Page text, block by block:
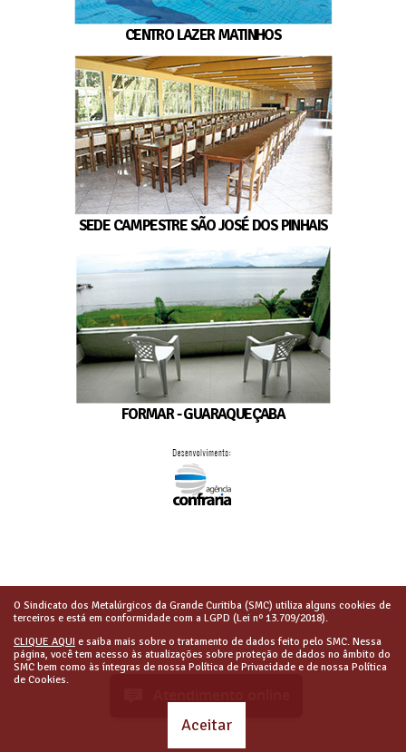
CENTRO LAZER MATINHOS
SEDE CAMPESTRE SÃO JOSÉ DOS PINHAIS
FORMAR - GUARAQUEÇABA
O Sindicato dos Metalúrgicos da Grande Curitiba (SMC) utiliza alguns cookies de
terceiros e está em conformidade com a LGPD (Lei nº 13.709/2018).
CLIQUE AQUI e saiba mais sobre o tratamento de dados feito pelo SMC. Nessa
página, você tem acesso às atualizações sobre proteção de dados no âmbito do
SMC bem como às íntegras de nossa Política de Privacidade e de nossa Política
de Cookies.
Aceitar